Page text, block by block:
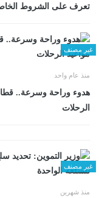
تعرف على الشروط
غير مصنف
منذ عام واحد
هدوء وراحة وسرعة..
الرحلات
غير مصنف
منذ شهرين